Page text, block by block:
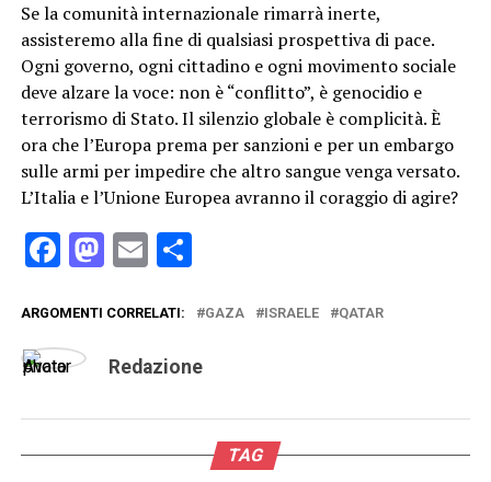
Se la comunità internazionale rimarrà inerte,
assisteremo alla fine di qualsiasi prospettiva di pace.
Ogni governo, ogni cittadino e ogni movimento sociale
deve alzare la voce: non è “conflitto”, è genocidio e
terrorismo di Stato. Il silenzio globale è complicità. È
ora che l’Europa prema per sanzioni e per un embargo
sulle armi per impedire che altro sangue venga versato.
L’Italia e l’Unione Europea avranno il coraggio di agire?
Facebook
Mastodon
EmailCondividi
ARGOMENTI CORRELATI: GAZA ISRAELE QATAR
Redazione
TAG